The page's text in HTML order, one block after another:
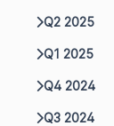
Q2 2025
Q1 2025
Q4 2024
Q3 2024